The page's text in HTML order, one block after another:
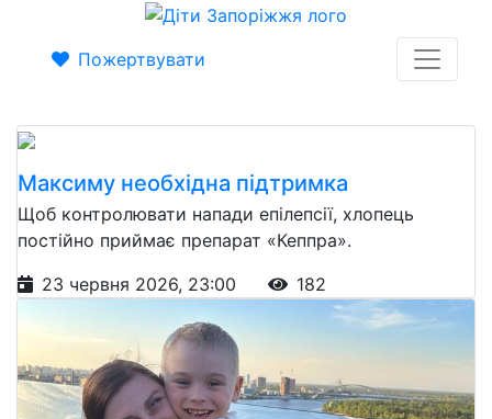
Пожертвувати
Максиму необхідна підтримка
Щоб контролювати напади епілепсії, хлопець
постійно приймає препарат «Кеппра».
23 червня 2026, 23:00
182